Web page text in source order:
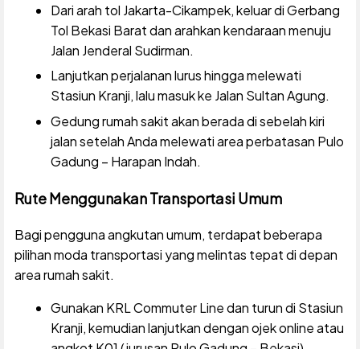
Dari arah tol Jakarta-Cikampek, keluar di Gerbang
Tol Bekasi Barat dan arahkan kendaraan menuju
Jalan Jenderal Sudirman.
Lanjutkan perjalanan lurus hingga melewati
Stasiun Kranji, lalu masuk ke Jalan Sultan Agung.
Gedung rumah sakit akan berada di sebelah kiri
jalan setelah Anda melewati area perbatasan Pulo
Gadung – Harapan Indah.
Rute Menggunakan Transportasi Umum
Bagi pengguna angkutan umum, terdapat beberapa
pilihan moda transportasi yang melintas tepat di depan
area rumah sakit.
Gunakan KRL Commuter Line dan turun di Stasiun
Kranji, kemudian lanjutkan dengan ojek online atau